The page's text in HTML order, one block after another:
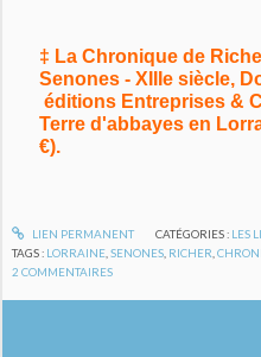
‡ La Chronique de
Senones - XIIIe siècle,
éditions Entreprises &
Terre d'abbayes en
€).
LIEN PERMANENT CATÉGORIES : LES
TAGS : LORRAINE ,SENONES RICHER ,
2 COMMENTAIRES